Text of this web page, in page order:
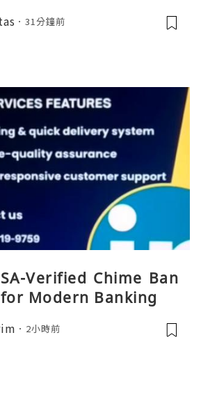
31分鐘前
Verified Chime Ban
Modern Banking
2小時前